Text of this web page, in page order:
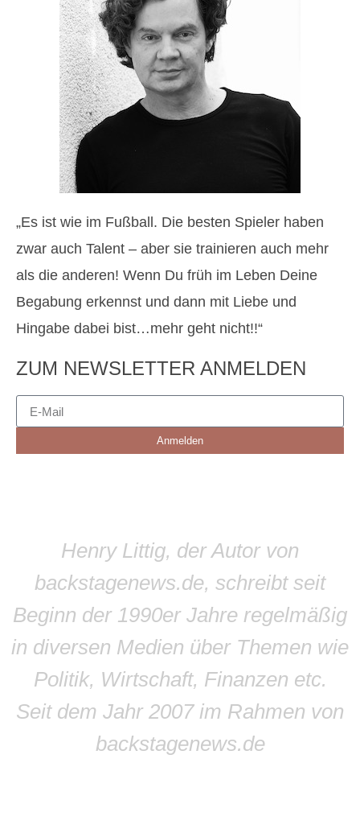
„Es ist wie im Fußball. Die besten Spieler haben
zwar auch Talent – aber sie trainieren auch mehr
als die anderen! Wenn Du früh im Leben Deine
Begabung erkennst und dann mit Liebe und
Hingabe dabei bist…mehr geht nicht!!“
ZUM NEWSLETTER ANMELDEN
Anmelden
Henry Littig, der Autor von
backstagenews.de, schreibt seit
Beginn der 1990er Jahre regelmäßig
in diversen Medien über Themen wie
Politik, Wirtschaft, Finanzen etc.
Seit dem Jahr 2007 im Rahmen von
backstagenews.de